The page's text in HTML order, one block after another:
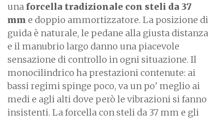
una forcella tradizionale con steli da 37
mm e doppio ammortizzatore. La posizione di
guida è naturale, le pedane alla giusta distanza
e il manubrio largo danno una piacevole
sensazione di controllo in ogni situazione. Il
monocilindrico ha prestazioni contenute: ai
bassi regimi spinge poco, va un po' meglio ai
medi e agli alti dove però le vibrazioni si fanno
insistenti. La forcella con steli da 37 mm e gli